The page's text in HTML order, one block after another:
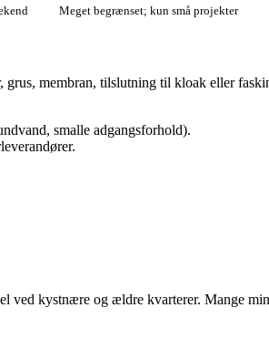
Meget begrænset; kun små projekter
membran, tilslutning til kloak eller
smalle adgangsforhold).
kystnære og ældre kvarterer. Mange